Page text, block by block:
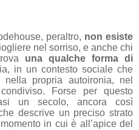
peraltro, non esiste
nel sorriso, e anche chi
una qualche forma di
in un contesto sociale che
propria autoironia, nel
Forse per questo
un secolo, ancora così
descrive un preciso strato
in cui è all’apice del